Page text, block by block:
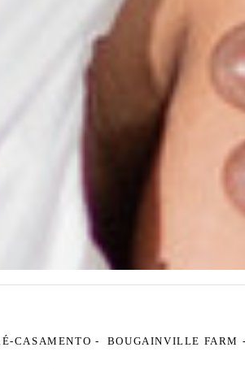
CASAMENTO BOUGAINVILLE FARM